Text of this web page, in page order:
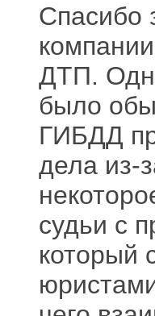
Спасибо
ДТП.
было
ГИБДД
дела из-
судьи с
который